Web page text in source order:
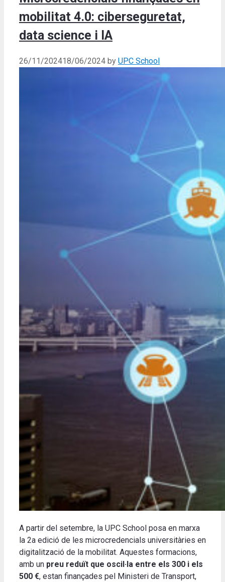
mobilitat 4.0: ciberseguretat,
data science i IA
26/11/202418/06/2024 by UPC School
A partir del setembre, la UPC School posa en marxa
la 2a edició de les microcredencials universitàries en
digitalització de la mobilitat. Aquestes formacions,
amb un preu reduït que oscil·la entre els 300 i els
500 €, estan finançades pel Ministeri de Transport,